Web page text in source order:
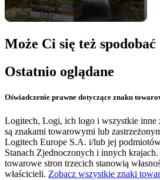
Może Ci się też spodobać
Ostatnio oglądane
Oświadczenie prawne dotyczące znaku
Logitech, Logi, ich logo i wszystkie inne
są znakami towarowymi lub
Logitech Europe S.A. i/lub jej
Stanach Zjednoczonych i innych krajach.
towarowe stron trzecich stanowią
właścicieli. Zobacz wszystkie znaki